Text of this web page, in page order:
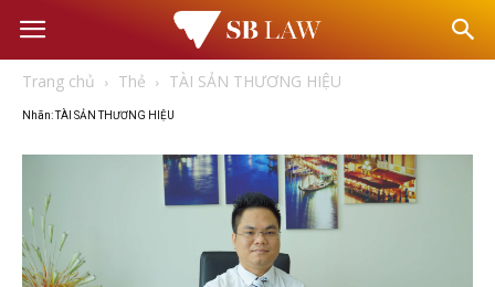
Văn
Trang chủ Thẻ TÀI SẢN THƯƠNG HIỆU
Nhãn: TÀI SẢN THƯƠNG HIỆU